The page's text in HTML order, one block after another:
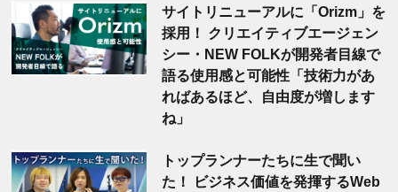
サイトリニューアルに「Orizm」を
採用！ クリエイティブエージェン
シー・NEW FOLKが開発者目線で
語る使用感と可能性「技術力があ
ればあるほど、自由度が増します
ね」
トップランナーたちに生で聞い
た！ ビジネス価値を発揮するWeb